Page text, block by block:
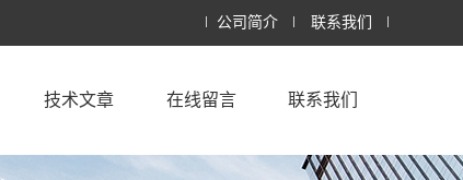
公司简介 联系我们
技术文章 在线留言 联系我们